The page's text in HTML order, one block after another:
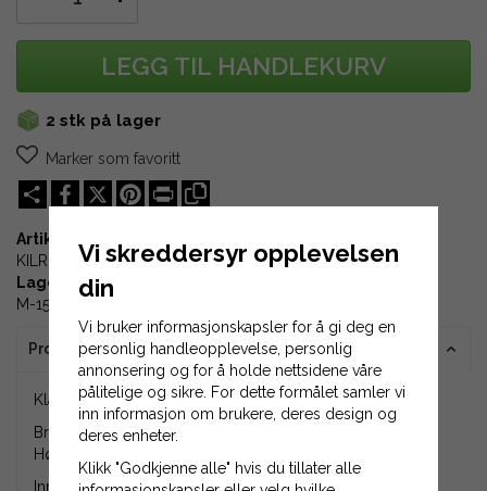
LEGG TIL HANDLEKURV
2 stk på lager
Marker som favoritt
Share
X Pinterest
Print
Artikkel-ID:
KILREM-Z38
Lagerplass:
M-15-01
Produktinformasjon
Klassisk kilereim Z38.
Bredde: 10 mm.
Høyde: 6 mm.
Innvendig lengde (Li): 965 mm.
Vi skreddersyr opplevelsen
din
Vi bruker informasjonskapsler for å gi deg en
personlig handleopplevelse, personlig
annonsering og for å holde nettsidene våre
pålitelige og sikre. For dette formålet samler vi
inn informasjon om brukere, deres design og
deres enheter.
Klikk "Godkjenne alle" hvis du tillater alle